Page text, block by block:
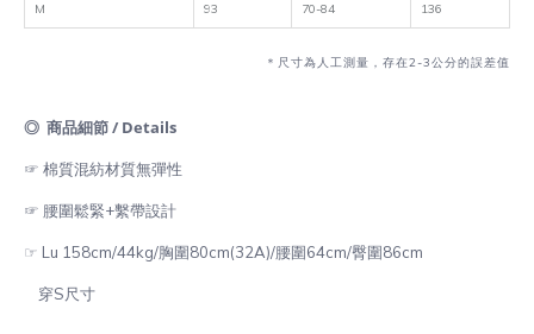
M 93 70-84 136
＊尺寸為人工測量，存在2-3公分的誤差值
◎ 商品細節 / Details
☞ 棉質混紡材質無彈性
☞ 腰圍鬆緊+繫帶設計
☞ Lu 158cm/44kg/胸圍80cm(32A)/腰圍64cm/臀圍86cm
穿S尺寸